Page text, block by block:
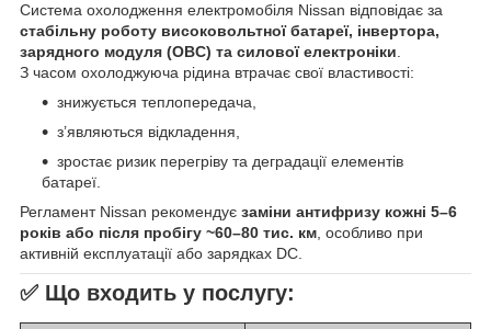
Система охолодження електромобіля Nissan відповідає за
стабільну роботу високовольтної батареї, інвертора,
зарядного модуля (OBC) та силової електроніки.
З часом охолоджуюча рідина втрачає свої властивості:
знижується теплопередача,
з’являються відкладення,
зростає ризик перегріву та деградації елементів
батареї.
Регламент Nissan рекомендує заміни антифризу кожні 5–6
років або після пробігу ~60–80 тис. км, особливо при
активній експлуатації або зарядках DC.
✅ Що входить у послугу: